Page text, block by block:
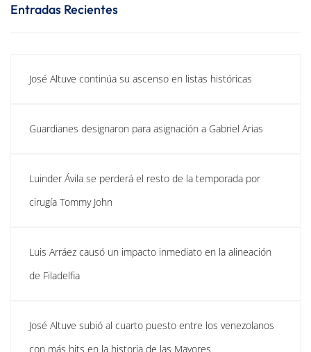
Entradas Recientes
José Altuve continúa su ascenso en listas históricas
Guardianes designaron para asignación a Gabriel Arias
Luinder Ávila se perderá el resto de la temporada por
cirugía Tommy John
Luis Arráez causó un impacto inmediato en la alineación
de Filadelfia
José Altuve subió al cuarto puesto entre los venezolanos
con más hits en la historia de las Mayores